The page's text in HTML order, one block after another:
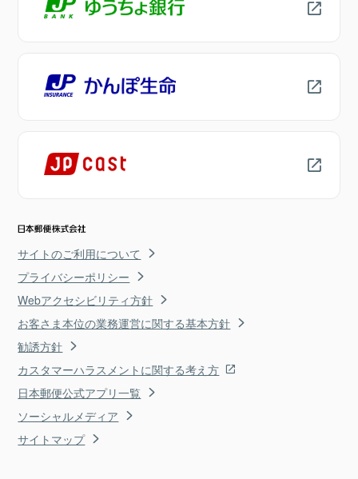
サイトのご利用について
プライバシーポリシー
Webアクセシビリティ方針
お客さま本位の業務運営に関する基本方針
勧誘方針
カスタマーハラスメントに関する考え方
日本郵便公式アプリ一覧
ソーシャルメディア
サイトマップ